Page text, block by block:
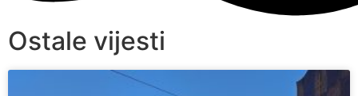
Ostale vijesti